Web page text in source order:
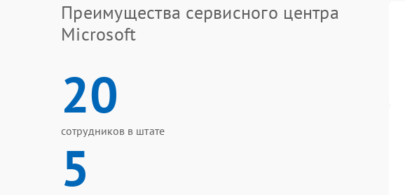
Преимущества сервисного центра
Microsoft
20
сотрудников в штате
5